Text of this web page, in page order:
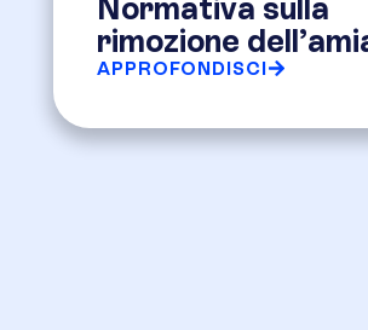
rimozione
APPROFONDISCI